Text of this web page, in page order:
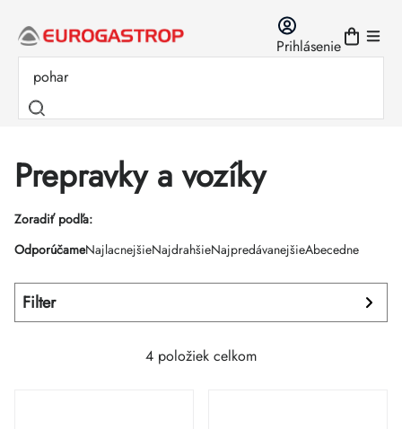
obsah
Prihlásenie
Prepravky a vozíky
Zoradiť podľa:
Radenie
produktov
OdporúčameNajlacnejšieNajdrahšieNajpredávanejšieAbecedne
Filter
4 položiek celkom
Výpis
produktov